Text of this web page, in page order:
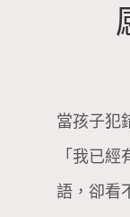
當孩子犯
「我已
語，卻看